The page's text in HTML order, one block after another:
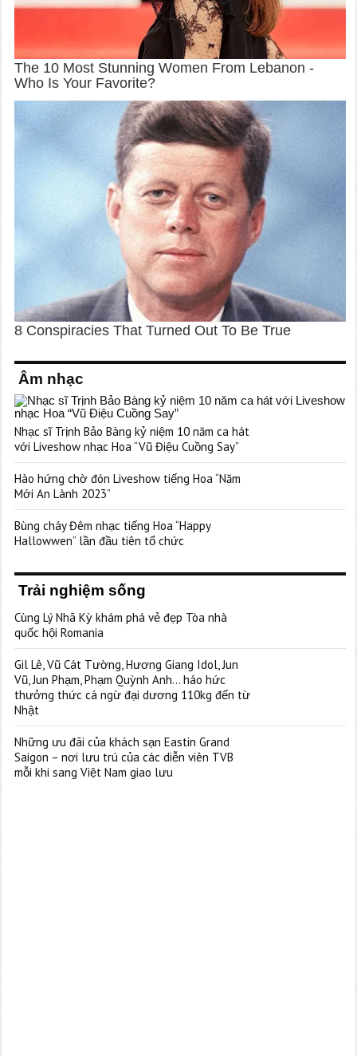
Âm nhạc
Nhạc sĩ Trịnh Bảo Bàng kỷ niệm 10 năm ca hát
với Liveshow nhạc Hoa “Vũ Điệu Cuồng Say”
Hào hứng chờ đón Liveshow tiếng Hoa “Năm
Mới An Lành 2023”
Bùng cháy Đêm nhạc tiếng Hoa “Happy
Hallowwen” lần đầu tiên tổ chức
Trải nghiệm sống
Cùng Lý Nhã Kỳ khám phá vẻ đẹp Tòa nhà
quốc hội Romania
Gil Lê, Vũ Cát Tường, Hương Giang Idol, Jun
Vũ, Jun Phạm, Phạm Quỳnh Anh… háo hức
thưởng thức cá ngừ đại dương 110kg đến từ
Nhật
Những ưu đãi của khách sạn Eastin Grand
Saigon – nơi lưu trú của các diễn viên TVB
mỗi khi sang Việt Nam giao lưu